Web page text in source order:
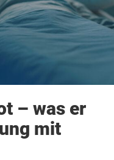
– was er
mit